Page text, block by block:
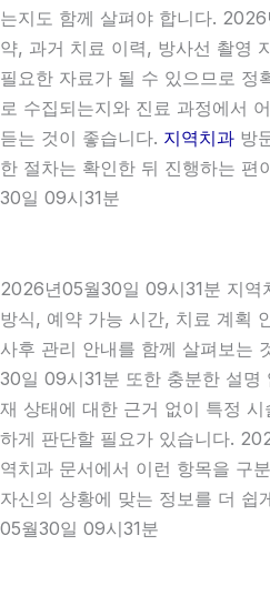
는지도 함께 살펴야 합니다.
약, 과거 치료 이력, 방사선 촬영
필요한 자료가 될 수 있으므로 정
로 수집되는지와 진료 과정에서
듣는 것이 좋습니다. 지역치과 방
한 절차는 확인한 뒤 진행하는 편
30일 09시31분
2026년05월30일 09시31분 지역
방식, 예약 가능 시간, 치료 계획
사후 관리 안내를 함께 살펴보는
30일 09시31분 또한 충분한 설명
재 상태에 대한 근거 없이 특정
하게 판단할 필요가 있습니다.
역치과 문서에서 이런 항목을 구
자신의 상황에 맞는 정보를 더 쉽
05월30일 09시31분